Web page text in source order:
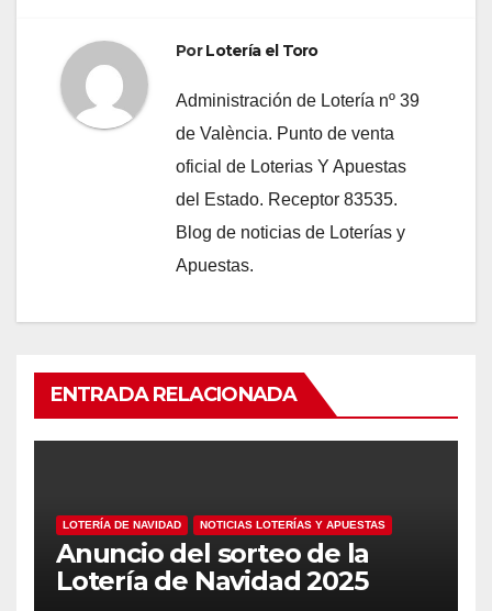
PorLotería el Toro
Administración de Lotería nº 39
de València. Punto de venta
oficial de Loterias Y Apuestas
del Estado. Receptor 83535.
Blog de noticias de Loterías y
Apuestas.
ENTRADA RELACIONADA
LOTERÍA DE NAVIDAD NOTICIAS LOTERÍAS Y APUESTAS
Anuncio del sorteo de la
Lotería de Navidad 2025